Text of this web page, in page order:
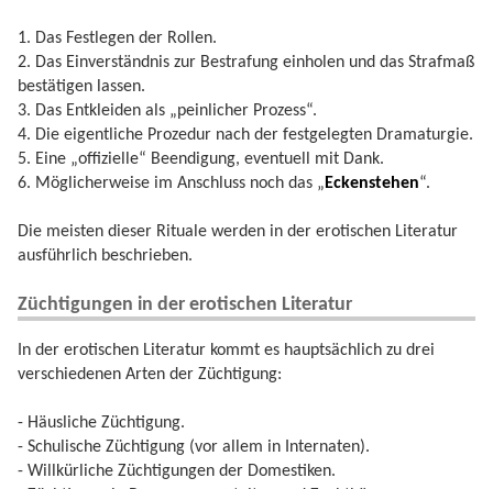
1. Das Festlegen der Rollen.
2. Das Einverständnis zur Bestrafung einholen und das Strafmaß
bestätigen lassen.
3. Das Entkleiden als „peinlicher Prozess“.
4. Die eigentliche Prozedur nach der festgelegten Dramaturgie.
5. Eine „offizielle“ Beendigung, eventuell mit Dank.
6. Möglicherweise im Anschluss noch das „ Eckenstehen“.
Die meisten dieser Rituale werden in der erotischen Literatur
ausführlich beschrieben.
Züchtigungen in der erotischen Literatur
In der erotischen Literatur kommt es hauptsächlich zu drei
verschiedenen Arten der Züchtigung:
- Häusliche Züchtigung.
- Schulische Züchtigung (vor allem in Internaten).
- Willkürliche Züchtigungen der Domestiken.